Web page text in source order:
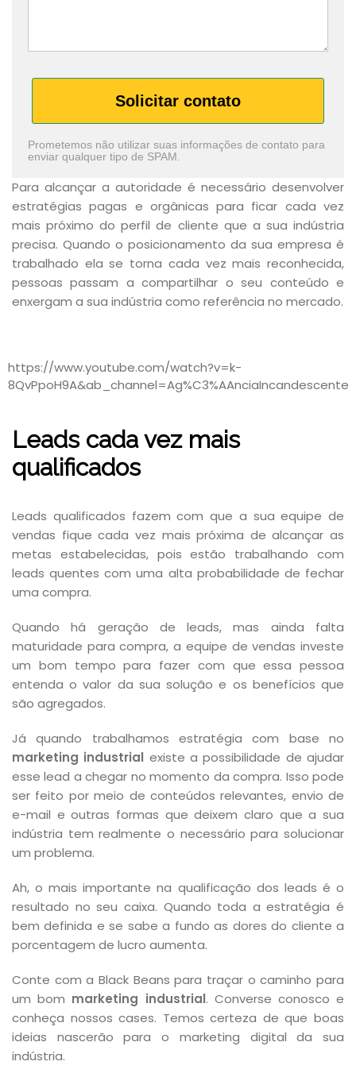
Solicitar contato
Prometemos não utilizar suas informações de contato para
enviar qualquer tipo de SPAM.
Para alcançar a autoridade é necessário desenvolver
estratégias pagas e orgânicas para ficar cada vez
mais próximo do perfil de cliente que a sua indústria
precisa. Quando o posicionamento da sua empresa é
trabalhado ela se torna cada vez mais reconhecida,
pessoas passam a compartilhar o seu conteúdo e
enxergam a sua indústria como referência no mercado.
https://www.youtube.com/watch?v=k-
8QvPpoH9A&ab_channel=Ag%C3%AAnciaIncandescente
Leads cada vez mais
qualificados
Leads qualificados fazem com que a sua equipe de
vendas fique cada vez mais próxima de alcançar as
metas estabelecidas, pois estão trabalhando com
leads quentes com uma alta probabilidade de fechar
uma compra.
Quando há geração de leads, mas ainda falta
maturidade para compra, a equipe de vendas investe
um bom tempo para fazer com que essa pessoa
entenda o valor da sua solução e os benefícios que
são agregados.
Já quando trabalhamos estratégia com base no
marketing industrial existe a possibilidade de ajudar
esse lead a chegar no momento da compra. Isso pode
ser feito por meio de conteúdos relevantes, envio de
e-mail e outras formas que deixem claro que a sua
indústria tem realmente o necessário para solucionar
um problema.
Ah, o mais importante na qualificação dos leads é o
resultado no seu caixa. Quando toda a estratégia é
bem definida e se sabe a fundo as dores do cliente a
porcentagem de lucro aumenta.
Conte com a Black Beans para traçar o caminho para
um bom marketing industrial. Converse conosco e
conheça nossos cases. Temos certeza de que boas
ideias nascerão para o marketing digital da sua
indústria.